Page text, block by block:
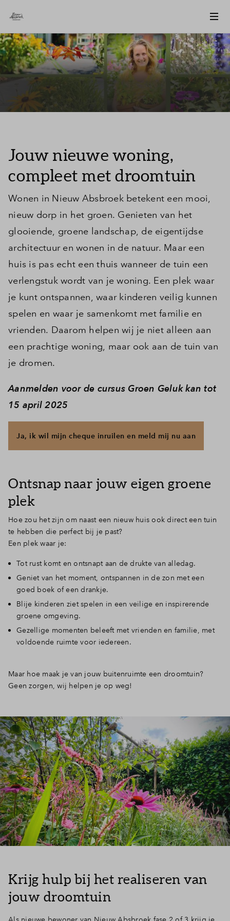
Jouw nieuwe woning,
compleet met droomtuin
Wonen in Nieuw Absbroek betekent een mooi,
nieuw dorp in het groen. Genieten van het
glooiende, groene landschap, de eigentijdse
architectuur en wonen in de natuur. Maar een
huis is pas echt een thuis wanneer de tuin een
verlengstuk wordt van je woning. Een plek waar
je kunt ontspannen, waar kinderen veilig kunnen
spelen en waar je samenkomt met familie en
vrienden. Daarom helpen wij je niet alleen aan
een prachtige woning, maar ook aan de tuin van
je dromen.
Aanmelden voor de cursus Groen Geluk kan tot
15 april 2025
Ja, ik wil mijn cheque inruilen en meld mij nu aan
Ontsnap naar jouw eigen groene
plek
Hoe zou het zijn om naast een nieuw huis ook direct een tuin
te hebben die perfect bij je past?
Een plek waar je:
Tot rust komt en ontsnapt aan de drukte van alledag.
Geniet van het moment, ontspannen in de zon met een
goed boek of een drankje.
Blije kinderen ziet spelen in een veilige en inspirerende
groene omgeving.
Gezellige momenten beleeft met vrienden en familie, met
voldoende ruimte voor iedereen.
Maar hoe maak je van jouw buitenruimte een droomtuin?
Geen zorgen, wij helpen je op weg!
Krijg hulp bij het realiseren van
jouw droomtuin